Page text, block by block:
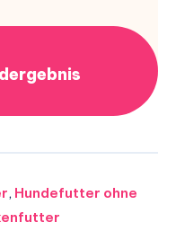
, Hundefutter ohne